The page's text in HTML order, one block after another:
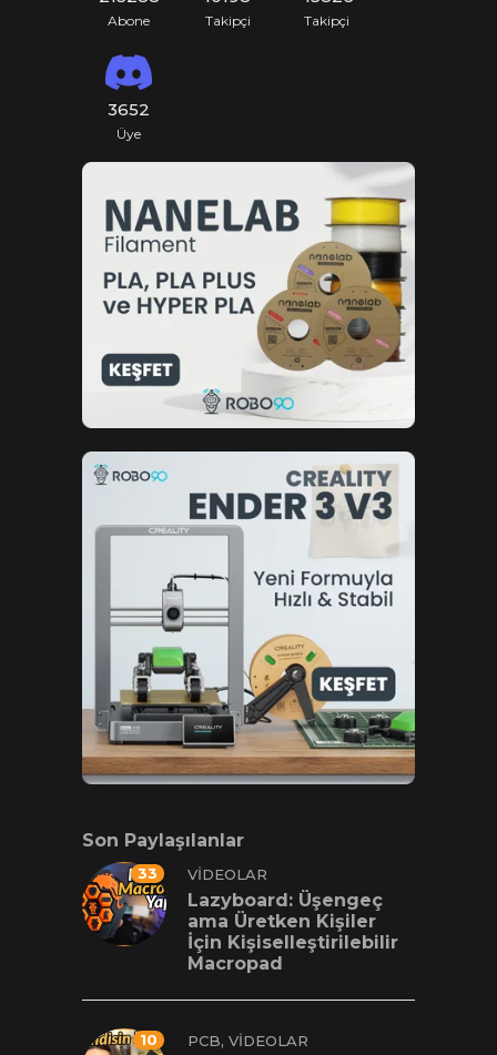
Abone Takipçi Takipçi
3652
Üye
Son Paylaşılanlar
33 VIDEOLAR
Lazyboard: Üşengeç
ama Üretken Kişiler
İçin Kişiselleştirilebilir
Macropad
10 PCB, VIDEOLAR